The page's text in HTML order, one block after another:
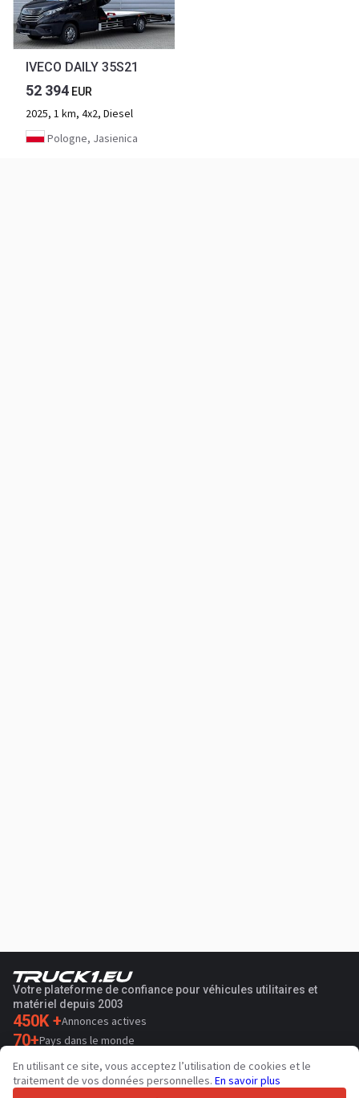
IVECO DAILY 35S21
52 394 EUR
2025, 1 km, 4x2, Diesel
Pologne, Jasienica
Votre plateforme de confiance pour véhicules utilitaires et
matériel depuis 2003
450K +Annonces actives
70+Pays dans le monde
36 Langues prises en charge
4.7/5
En utilisant ce site, vous acceptez l’utilisation de cookies et le
traitement de vos données personnelles. En savoir plus